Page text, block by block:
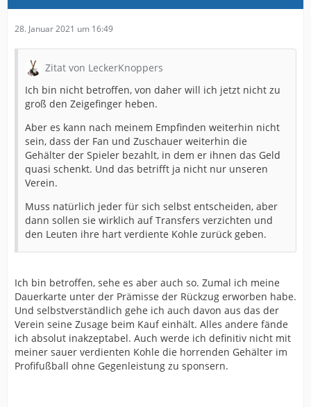
28. Januar 2021 um 16:49
Zitat von LeckerKnoppers
Ich bin nicht betroffen, von daher will ich jetzt nicht zu
groß den Zeigefinger heben.
Aber es kann nach meinem Empfinden weiterhin nicht
sein, dass der Fan und Zuschauer weiterhin die
Gehälter der Spieler bezahlt, in dem er ihnen das Geld
quasi schenkt. Und das betrifft ja nicht nur unseren
Verein.
Muss natürlich jeder für sich selbst entscheiden, aber
dann sollen sie wirklich auf Transfers verzichten und
den Leuten ihre hart verdiente Kohle zurück geben.
Ich bin betroffen, sehe es aber auch so. Zumal ich meine
Dauerkarte unter der Prämisse der Rückzug erworben habe.
Und selbstverständlich gehe ich auch davon aus das der
Verein seine Zusage beim Kauf einhält. Alles andere fände
ich absolut inakzeptabel. Auch werde ich definitiv nicht mit
meiner sauer verdienten Kohle die horrenden Gehälter im
Profifußball ohne Gegenleistung zu sponsern.